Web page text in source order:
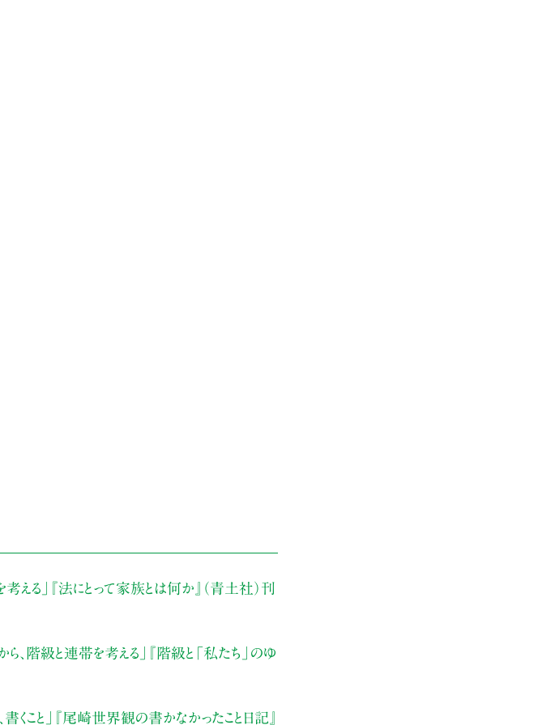
える」
『法にとって家族とは何か』（青土社）刊
、階級と連帯を考える」
『階級と「私たち」のゆ
くこと」 『尾崎世界観の書かなかったこと日記』